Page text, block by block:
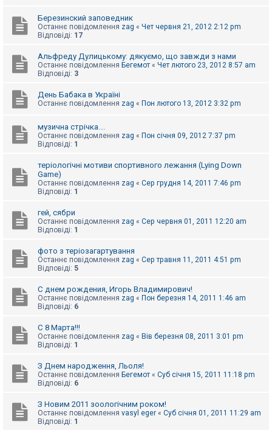
П
ш
к
Березинский заповедник
Останнє повідомлення zag « Чет червня 21, 2012 2:12 pm
Відповіді: 17
Альфреду Дулицькому: дякуємо, що завжди з нами
Останнє повідомлення Бегемот « Чет лютого 23, 2012 8:57 am
Відповіді: 3
День Бабака в Україні
Останнє повідомлення zag « Пон лютого 13, 2012 3:32 pm
музична стрічка....
Останнє повідомлення zag « Пон січня 09, 2012 7:37 pm
Відповіді: 1
теріологічні мотиви спортивного лежання (Lying Down
Game)
Останнє повідомлення zag « Сер грудня 14, 2011 7:46 pm
Відповіді: 1
гей, сябри
Останнє повідомлення zag « Сер червня 01, 2011 12:20 am
Відповіді: 1
фото з теріозагартування
Останнє повідомлення zag « Сер травня 11, 2011 4:51 pm
Відповіді: 5
С днем рождения, Игорь Владимирович!
Останнє повідомлення zag « Пон березня 14, 2011 1:46 am
Відповіді: 6
С 8 Марта!!!
Останнє повідомлення zag « Вів березня 08, 2011 3:01 pm
Відповіді: 1
З Днем народження, Льоля!
Останнє повідомлення Бегемот « Суб січня 15, 2011 11:18 pm
Відповіді: 6
З Новим 2011 зоологічним роком!
Останнє повідомлення vasyl eger « Суб січня 01, 2011 11:29 am
Відповіді: 1